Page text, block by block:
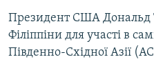
Усі сайти RFE/RL
Президент США Дональд
Філіппіни для участі в
Південно-Східної Азії